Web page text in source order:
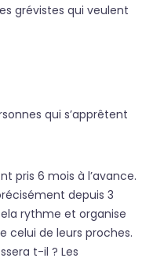
grévistes qui veulent
qui s’apprêtent
pris 6 mois à l’avance.
depuis 3
rythme et organise
celui de leurs proches.
t-il ? Les